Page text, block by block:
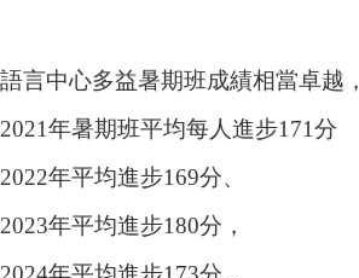
語言中心多益暑期班成績相當卓越，
2021年暑期班平均每人進步171分
2022年平均進步169分、
2023年平均進步180分，